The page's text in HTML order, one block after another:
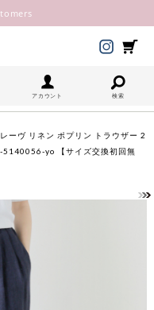
アカウント 検索
ーヴ リネン ポプリン トラウザー 2
5140056-yo 【サイズ交換初回無